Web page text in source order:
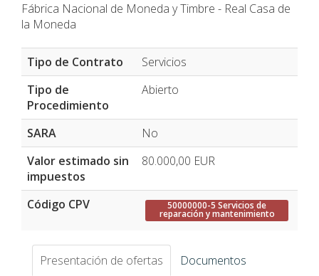
Fábrica Nacional de Moneda y Timbre - Real Casa de
la Moneda
Tipo de Contrato
Servicios
Tipo de
Procedimiento
Abierto
SARA
No
Valor estimado sin
impuestos
80.000,00 EUR
Código CPV 50000000-5 Servicios de
reparación y mantenimiento
Presentación de ofertas
Documentos